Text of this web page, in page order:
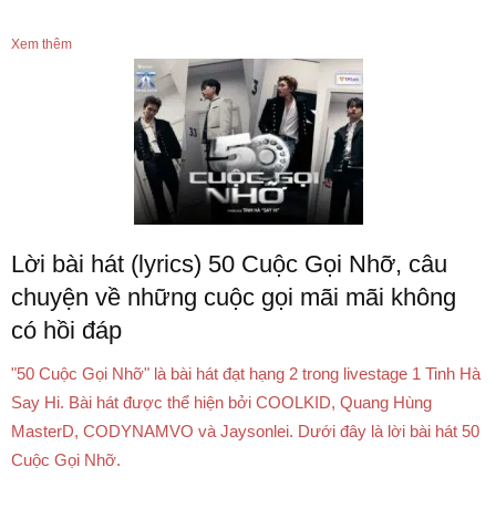
Xem thêm
Lời bài hát (lyrics) 50 Cuộc Gọi Nhỡ, câu
chuyện về những cuộc gọi mãi mãi không
có hồi đáp
"50 Cuộc Gọi Nhỡ" là bài hát đạt hạng 2 trong livestage 1 Tinh Hà
Say Hi. Bài hát được thể hiện bởi COOLKID, Quang Hùng
MasterD, CODYNAMVO và Jaysonlei. Dưới đây là lời bài hát 50
Cuộc Gọi Nhỡ.